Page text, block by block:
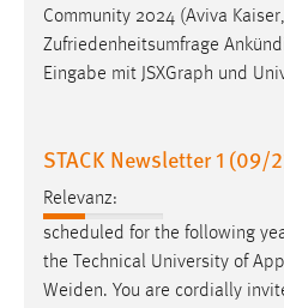
Community 2024 (Aviva
Zufriedenheitsumfrage
Eingabe mit JSXGraph und
STACK Newsletter 1 (09/
Relevanz:
scheduled for the following
the Technical University of
Weiden. You are cordially
_fbp
Anbieter:
Facebook
Conversion-Tracking
Cookie Laufzeit:
3 Monate